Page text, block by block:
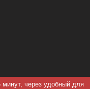
минут, через удобный для